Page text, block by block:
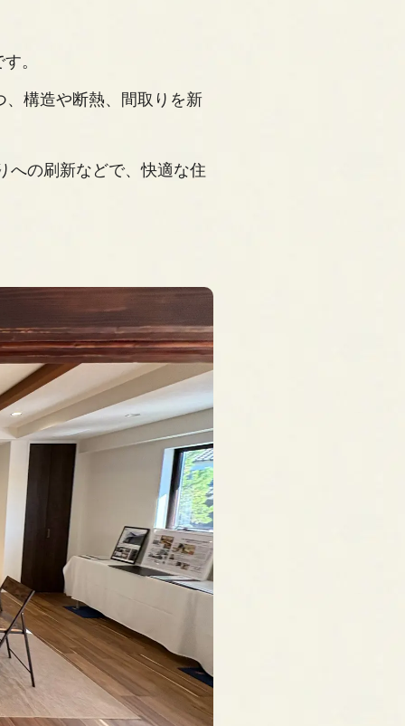
。
構造や断熱、間取りを新
への刷新などで、快適な住